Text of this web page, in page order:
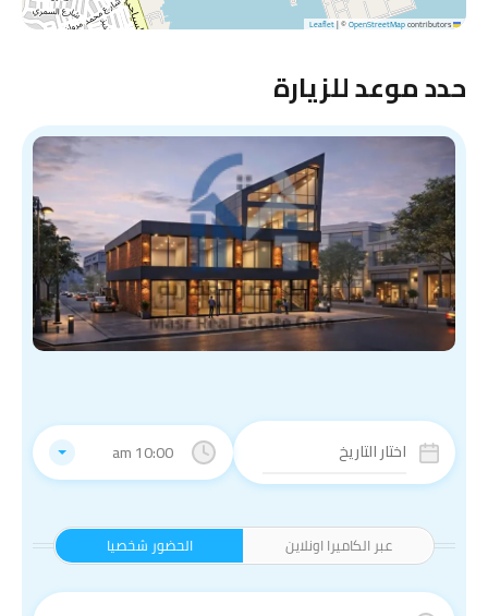
Leaflet
|©OpenStreetMapcontributors
حدد موعد للزيارة
10:00 am
الحضور شخصيا عبر الكاميرا اونلاين